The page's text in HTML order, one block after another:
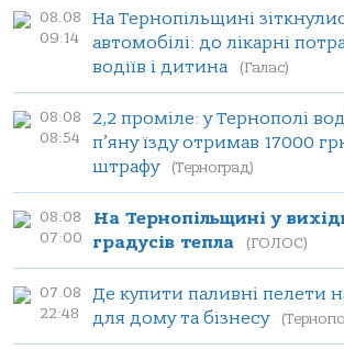
08.08
09:14
На Тернопільщині
автомобілі: до лікарні
водіїв і дитина
(Галас)
08.08
08:54
2,2 проміле: у Тернополі
п’яну їзду отримав 17000
штрафу
(Терноград)
08.08
07:00
На Тернопільщині у
градусів тепла
(ГОЛОС)
07.08
22:48
Де купити паливні пелети
для дому та бізнесу